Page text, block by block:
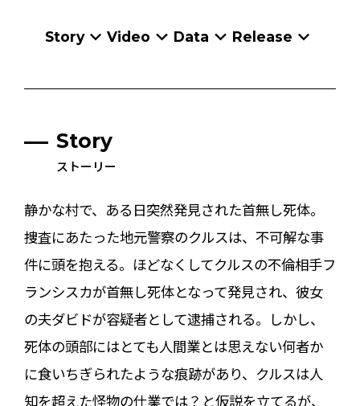
Story Video Data Release
Story
ストーリー
静かな村で、ある日突然発見された首無し死体。
捜査にあたった地元警察のクルスは、不可解な事
件に頭を抱える。ほどなくしてクルスの不倫相手フ
ランシスカが首無し死体となって発見され、彼女
の夫ダビドが容疑者として逮捕される。しかし、
死体の頭部にはとても人間業とは思えない何者か
に食いちぎられたような痕跡があり、クルスは人
知を超えた怪物の仕業では？と仮説を立てるが、